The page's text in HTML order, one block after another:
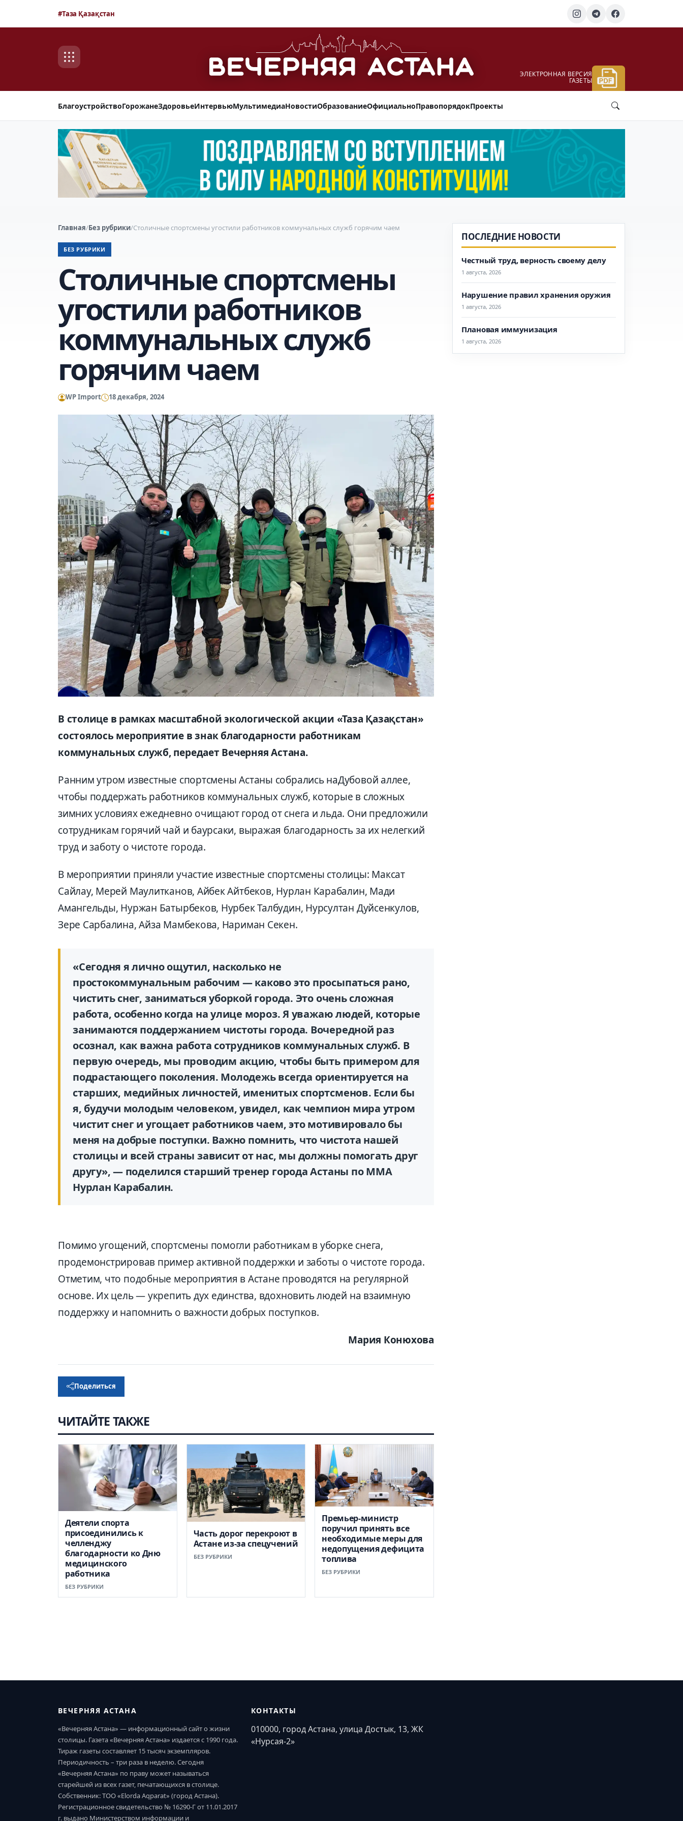
#Таза Қазақстан
ЭЛЕКТРОННАЯ ВЕРСИЯ
ГАЗЕТЫ
БлагоустройствоГорожанеЗдоровьеИнтервьюМультимедиаНовостиОбразованиеОфициальноПравопорядокПроекты
Главная/Без рубрики/Столичные спортсмены угостили работников коммунальных служб горячим чаем
БЕЗ РУБРИКИ
Столичные спортсмены
угостили работников
коммунальных служб
горячим чаем
WP Import 18 декабря, 2024
В столице в рамках масштабной экологической акции «Таза Қазақстан»
состоялось мероприятие в знак благодарности работникам
коммунальных служб, передает Вечерняя Астана.
Ранним утром известные спортсмены Астаны собрались наДубовой аллее,
чтобы поддержать работников коммунальных служб, которые в сложных
зимних условиях ежедневно очищают город от снега и льда. Они предложили
сотрудникам горячий чай и баурсаки, выражая благодарность за их нелегкий
труд и заботу о чистоте города.
В мероприятии приняли участие известные спортсмены столицы: Максат
Сайлау, Мерей Маулитканов, Айбек Айтбеков, Нурлан Карабалин, Мади
Амангельды, Нуржан Батырбеков, Нурбек Талбудин, Нурсултан Дуйсенкулов,
Зере Сарбалина, Айза Мамбекова, Нариман Секен.
«Сегодня я лично ощутил, насколько не
простокоммунальным рабочим — каково это просыпаться рано,
чистить снег, заниматься уборкой города. Это очень сложная
работа, особенно когда на улице мороз. Я уважаю людей, которые
занимаются поддержанием чистоты города. Вочередной раз
осознал, как важна работа сотрудников коммунальных служб. В
первую очередь, мы проводим акцию, чтобы быть примером для
подрастающего поколения. Молодежь всегда ориентируется на
старших, медийных личностей, именитых спортсменов. Если бы
я, будучи молодым человеком, увидел, как чемпион мира утром
чистит снег и угощает работников чаем, это мотивировало бы
меня на добрые поступки. Важно помнить, что чистота нашей
столицы и всей страны зависит от нас, мы должны помогать друг
другу», — поделился старший тренер города Астаны по ММА
Нурлан Карабалин.
Помимо угощений, спортсмены помогли работникам в уборке снега,
продемонстрировав пример активной поддержки и заботы о чистоте города.
Отметим, что подобные мероприятия в Астане проводятся на регулярной
основе. Их цель — укрепить дух единства, вдохновить людей на взаимную
поддержку и напомнить о важности добрых поступков.
Мария Конюхова
Поделиться
ЧИТАЙТЕ ТАКЖЕ
Деятели спорта
присоединились к
челленджу
благодарности ко Дню
медицинского
работника
БЕЗ РУБРИКИ
Часть дорог перекроют в
Астане из-за спецучений
БЕЗ РУБРИКИ
Премьер-министр
поручил принять все
необходимые меры для
недопущения дефицита
топлива
БЕЗ РУБРИКИ
ПОСЛЕДНИЕ НОВОСТИ
Честный труд, верность своему делу
1 августа, 2026
Нарушение правил хранения оружия
1 августа, 2026
Плановая иммунизация
1 августа, 2026
ВЕЧЕРНЯЯ АСТАНА
«Вечерняя Астана» — информационный сайт о жизни
столицы. Газета «Вечерняя Астана» издается с 1990 года.
Тираж газеты составляет 15 тысяч экземпляров.
Периодичность – три раза в неделю. Сегодня
«Вечерняя Астана» по праву может называться
старейшей из всех газет, печатающихся в столице.
Собственник: ТОО «Elorda Aqparat» (город Астана).
Регистрационное свидетельство № 16290-Г от 11.01.2017
г. выдано Министерством информации и
КОНТАКТЫ
010000, город Астана, улица Достык, 13, ЖК
«Нурсая-2»